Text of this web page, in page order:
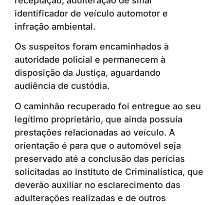
identificador de veículo automotor e
infração ambiental.
Os suspeitos foram encaminhados à
autoridade policial e permanecem à
disposição da Justiça, aguardando
audiência de custódia.
O caminhão recuperado foi entregue ao seu
legítimo proprietário, que ainda possuía
prestações relacionadas ao veículo. A
orientação é para que o automóvel seja
preservado até a conclusão das perícias
solicitadas ao Instituto de Criminalística, que
deverão auxiliar no esclarecimento das
adulterações realizadas e de outros